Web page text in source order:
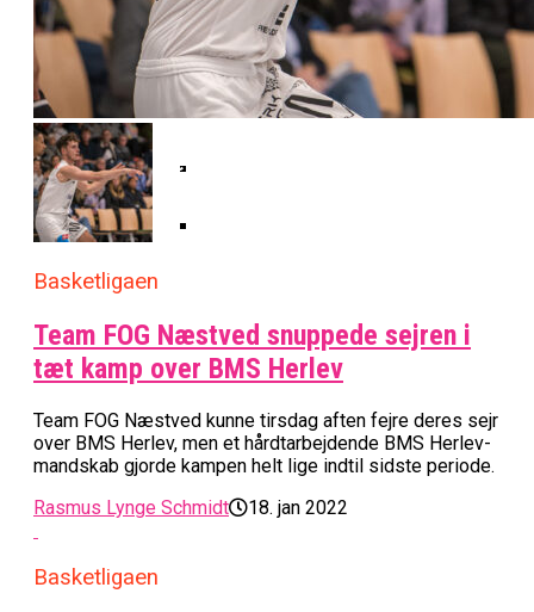
Bakken Bears Åbner FIBA Europe
Cup Med Smalt Nederlag
Imponerede Stort I Debut I Youth
Champions League
Basketball Champions League
Danske Tobias Jensen Fik
Kamp
Vanvittigt Overtidsdrama Mod
USA
Basketball-OL 2024: Se
Grupperne Og Sæt Krydser I Din
Kalender
Basketligaen
Fremgang For 12. År I Træk
Basketligaen
Team FOG Næstved snuppede sejren i
tæt kamp over BMS Herlev
Team FOG Næstved kunne tirsdag aften fejre deres sejr
over BMS Herlev, men et hårdtarbejdende BMS Herlev-
mandskab gjorde kampen helt lige indtil sidste periode.
Rasmus Lynge Schmidt
18. jan 2022
Basketligaen